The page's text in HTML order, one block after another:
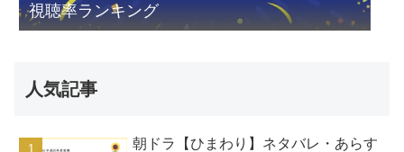
視聴率ランキング
人気記事
朝ドラ【ひまわり】ネタバレ・あらす